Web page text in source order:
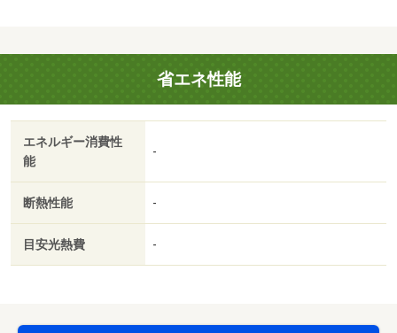
省エネ性能
エネルギー消費性
能
-
断熱性能 -
目安光熱費 -